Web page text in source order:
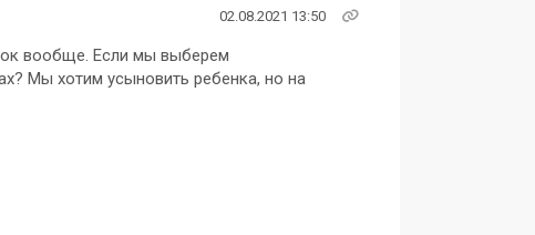
02.08.2021 13:50
вообще. Если мы выберем
Мы хотим усыновить ребенка, но на